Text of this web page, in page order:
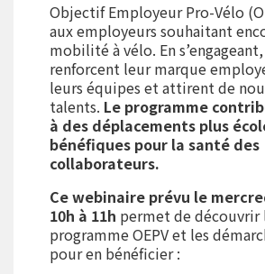
Objectif Employeur Pro-Vélo
aux employeurs souhaitant
mobilité à vélo. En
renforcent leur marque
leurs équipes et attirent de
talents. Le programme
à des déplacements plus
bénéfiques pour la santé des
collaborateurs.
Ce webinaire prévu le
10h à 11h permet de découvrir
programme OEPV et les
pour en bénéficier :